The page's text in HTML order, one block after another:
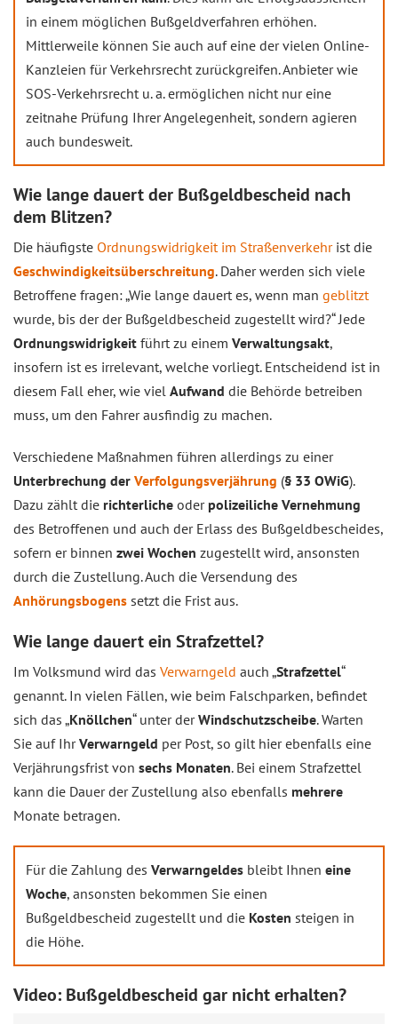
in einem möglichen Bußgeldverfahren erhöhen.
Mittlerweile können Sie auch auf eine der vielen Online-
Kanzleien für Verkehrsrecht zurückgreifen. Anbieter wie
SOS-Verkehrsrecht u. a. ermöglichen nicht nur eine
zeitnahe Prüfung Ihrer Angelegenheit, sondern agieren
auch bundesweit.
Wie lange dauert der Bußgeldbescheid nach
dem Blitzen?
Die häufigste Ordnungswidrigkeit im Straßenverkehrist die
Geschwindigkeitsüberschreitung. Daher werden sich viele
Betroffene fragen: „Wie lange dauert es, wenn man geblitzt
wurde, bis der der Bußgeldbescheid zugestellt wird?“ Jede
Ordnungswidrigkeit führt zu einem Verwaltungsakt,
insofern ist es irrelevant, welche vorliegt. Entscheidend ist in
diesem Fall eher, wie viel Aufwand die Behörde betreiben
muss, um den Fahrer ausfindig zu machen.
Verschiedene Maßnahmen führen allerdings zu einer
Unterbrechung der Verfolgungsverjährung (§ 33 OWiG).
Dazu zählt die richterliche oder polizeiliche Vernehmung
des Betroffenen und auch der Erlass des Bußgeldbescheides,
sofern er binnen zwei Wochen zugestellt wird, ansonsten
durch die Zustellung. Auch die Versendung des
Anhörungsbogens setzt die Frist aus.
Wie lange dauert ein Strafzettel?
Im Volksmund wird das Verwarngeld auch „Strafzettel“
genannt. In vielen Fällen, wie beim Falschparken, befindet
sich das „Knöllchen“ unter derWindschutzscheibe. Warten
Sie auf IhrVerwarngeld per Post, so gilt hier ebenfalls eine
Verjährungsfrist von sechs Monaten. Bei einem Strafzettel
kann die Dauer der Zustellung also ebenfalls mehrere
Monate betragen.
Für die Zahlung des Verwarngeldes bleibt Ihnen eine
Woche, ansonsten bekommen Sie einen
Bußgeldbescheid zugestellt und die Kosten steigen in
die Höhe.
Video: Bußgeldbescheid gar nicht erhalten?